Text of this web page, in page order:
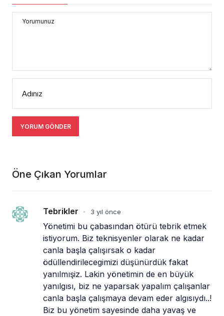
Yorumunuz
Adınız
YORUM GÖNDER
Öne Çıkan Yorumlar
Tebrikler • 3 yıl önce
Yönetimi bu çabasından ötürü tebrik etmek
istiyorum. Biz teknisyenler olarak ne kadar
canla başla çalışırsak o kadar
ödüllendirilecegimizi düşünürdük fakat
yanılmışiz. Lakin yönetimin de en büyük
yanılgısı, biz ne yaparsak yapalım çalışanlar
canla başla çalışmaya devam eder algısıydı..!
Biz bu yönetim sayesinde daha yavaş ve